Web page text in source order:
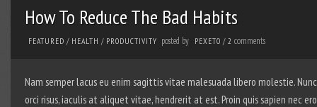
How To Reduce The Bad Habits
FEATURED / HEALTH / PRODUCTIVITY posted by PEXETO / 2 comments
Nam semper lacus eu enim sagittis vitae malesuada libero molestie. Nunc
orci risus, iaculis at aliquet vitae, hendrerit at est. Proin quis sapien nec